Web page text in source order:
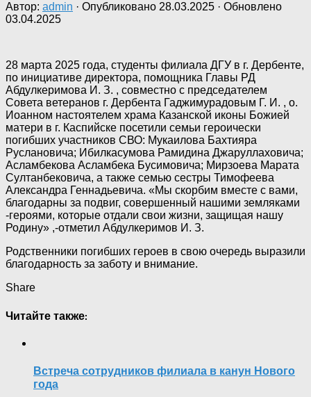
Автор: admin · Опубликовано 28.03.2025 · Обновлено
03.04.2025
28 марта 2025 года, студенты филиала ДГУ в г. Дербенте,
по инициативе директора, помощника Главы РД
Абдулкеримова И. З. , совместно с председателем
Совета ветеранов г. Дербента Гаджимурадовым Г. И. , о.
Иоанном настоятелем храма Казанской иконы Божией
матери в г. Каспийске посетили семьи героически
погибших участников СВО: Мукаилова Бахтияра
Руслановича; Ибилкасумова Рамидина Джаруллаховича;
Асламбекова Асламбека Бусимовича; Мирзоева Марата
Султанбековича, а также семью сестры Тимофеева
Александра Геннадьевича. «Мы скорбим вместе с вами,
благодарны за подвиг, совершенный нашими земляками
-героями, которые отдали свои жизни, защищая нашу
Родину» ,-отметил Абдулкеримов И. З.
Родственники погибших героев в свою очередь выразили
благодарность за заботу и внимание.
Share
Читайте также:
Встреча сотрудников филиала в канун Нового
года